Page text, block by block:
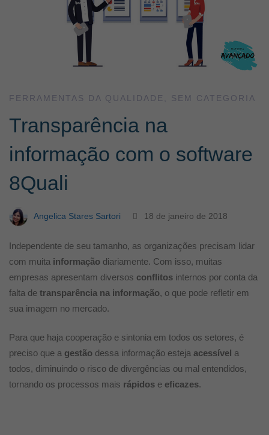
informação
o
software
8Quali
FERRAMENTAS DA QUALIDADE SEM CATEGORIA
Transparência na
informação com o software
8Quali
Angelica Stares Sartori 18 de janeiro de 2018
Independente de seu tamanho, as organizações precisam lidar
com muita informação diariamente. Com isso, muitas
empresas apresentam diversos conflitos internos por conta da
falta de transparência na informação, o que pode refletir em
sua imagem no mercado.
Para que haja cooperação e sintonia em todos os setores, é
preciso que a gestão dessa informação esteja acessível a
todos, diminuindo o risco de divergências ou mal entendidos,
tornando os processos mais rápidos e eficazes.